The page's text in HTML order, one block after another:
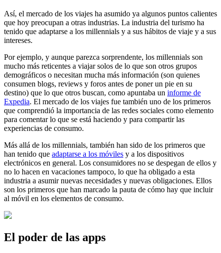
Así, el mercado de los viajes ha asumido ya algunos puntos calientes
que hoy preocupan a otras industrias. La industria del turismo ha
tenido que adaptarse a los millennials y a sus hábitos de viaje y a sus
intereses.
Por ejemplo, y aunque parezca sorprendente, los millennials son
mucho más reticentes a viajar solos de lo que son otros grupos
demográficos o necesitan mucha más información (son quienes
consumen blogs, reviews y foros antes de poner un pie en su
destino) que lo que otros buscan, como apuntaba un informe de
Expedia. El mercado de los viajes fue también uno de los primeros
que comprendió la importancia de las redes sociales como elemento
para comentar lo que se está haciendo y para compartir las
experiencias de consumo.
Más allá de los millennials, también han sido de los primeros que
han tenido que adaptarse a los móviles y a los dispositivos
electrónicos en general. Los consumidores no se despegan de ellos y
no lo hacen en vacaciones tampoco, lo que ha obligado a esta
industria a asumir nuevas necesidades y nuevas obligaciones. Ellos
son los primeros que han marcado la pauta de cómo hay que incluir
al móvil en los elementos de consumo.
El poder de las apps